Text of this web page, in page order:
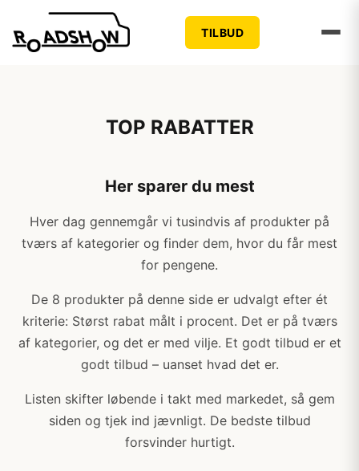
TILBUD
TOP RABATTER
Her sparer du mest
Hver dag gennemgår vi tusindvis af produkter på
tværs af kategorier og finder dem, hvor du får mest
for pengene.
De 8 produkter på denne side er udvalgt efter ét
kriterie: Størst rabat målt i procent. Det er på tværs
af kategorier, og det er med vilje. Et godt tilbud er et
godt tilbud – uanset hvad det er.
Listen skifter løbende i takt med markedet, så gem
siden og tjek ind jævnligt. De bedste tilbud
forsvinder hurtigt.